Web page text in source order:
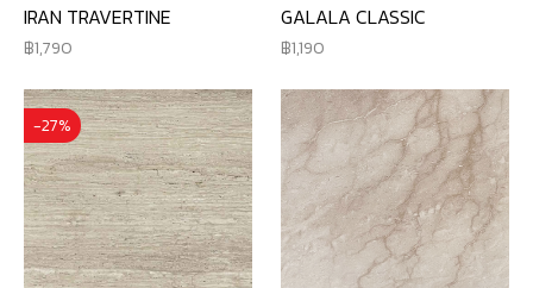
IRAN TRAVERTINE
1,790
GALALA CLASSIC
1,190
-27%